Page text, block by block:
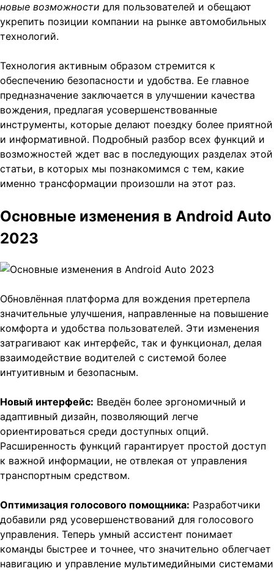
новые возможности для пользователей и обещают
укрепить позиции компании на рынке автомобильных
технологий.
Технология активным образом стремится к
обеспечению безопасности и удобства. Ее главное
предназначение заключается в улучшении качества
вождения, предлагая усовершенствованные
инструменты, которые делают поездку более приятной
и информативной. Подробный разбор всех функций и
возможностей ждет вас в последующих разделах этой
статьи, в которых мы познакомимся с тем, какие
именно трансформации произошли на этот раз.
Основные изменения в Android Auto
2023
Обновлённая платформа для вождения претерпела
значительные улучшения, направленные на повышение
комфорта и удобства пользователей. Эти изменения
затрагивают как интерфейс, так и функционал, делая
взаимодействие водителей с системой более
интуитивным и безопасным.
Новый интерфейс: Введён более эргономичный и
адаптивный дизайн, позволяющий легче
ориентироваться среди доступных опций.
Расширенность функций гарантирует простой доступ
к важной информации, не отвлекая от управления
транспортным средством.
Оптимизация голосового помощника: Разработчики
добавили ряд усовершенствований для голосового
управления. Теперь умный ассистент понимает
команды быстрее и точнее, что значительно облегчает
навигацию и управление мультимедийными системами